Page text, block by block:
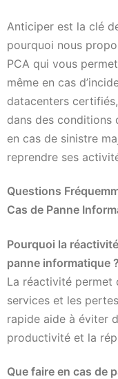
Anticiper est la clé
pourquoi nous
PCA qui vous
même en cas
datacenters
dans des conditions
en cas de sinistre
reprendre ses
Questions
Cas de Panne
Pourquoi la
panne informatique ?
La réactivité permet
services et les
rapide aide à éviter
productivité et la
Que faire en cas de